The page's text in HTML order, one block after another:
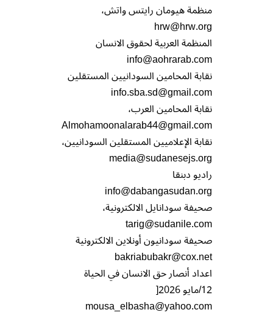
منظمة هيومان رايتس واتش،
hrw@hrw.org
المنظمة العربية لحقوق الانسان
info@aohrarab.com
نقابة المحامين السودانيين المستقلين
info.sba.sd@gmail.com
نقابة المحامين العرب،
Almohamoonalarab44@gmail.com
نقابة الإعلاميين المستقلين السودانيين،
media@sudanesejs.org
راديو دبنقا
info@dabangasudan.org
صحيفة سودانايل الالكترونية،
tarig@sudanile.com
صحيفة سودانيون أونلاين الالكترونية
bakriabubakr@cox.net
اعداد أنصار حق الانسان في الحياة
12/مايو 2026[
mousa_elbasha@yahoo.com